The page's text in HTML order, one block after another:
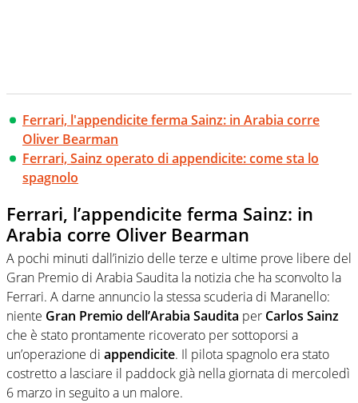
Ferrari, l'appendicite ferma Sainz: in Arabia corre
Oliver Bearman
Ferrari, Sainz operato di appendicite: come sta lo
spagnolo
Ferrari, l’appendicite ferma Sainz: in
Arabia corre Oliver Bearman
A pochi minuti dall’inizio delle terze e ultime prove libere del
Gran Premio di Arabia Saudita la notizia che ha sconvolto la
Ferrari. A darne annuncio la stessa scuderia di Maranello:
niente Gran Premio dell’Arabia Saudita per Carlos Sainz
che è stato prontamente ricoverato per sottoporsi a
un’operazione di appendicite. Il pilota spagnolo era stato
costretto a lasciare il paddock già nella giornata di mercoledì
6 marzo in seguito a un malore.